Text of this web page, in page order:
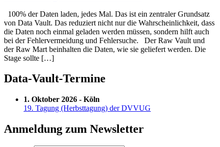
100% der Daten laden, jedes Mal. Das ist ein zentraler Grundsatz
von Data Vault. Das reduziert nicht nur die Wahrscheinlichkeit, dass
die Daten noch einmal geladen werden müssen, sondern hilft auch
bei der Fehlervermeidung und Fehlersuche. Der Raw Vault und
der Raw Mart beinhalten die Daten, wie sie geliefert werden. Die
Stage sollte […]
Data-Vault-Termine
1. Oktober 2026 - Köln
19. Tagung (Herbsttagung) der DVVUG
Anmeldung zum Newsletter